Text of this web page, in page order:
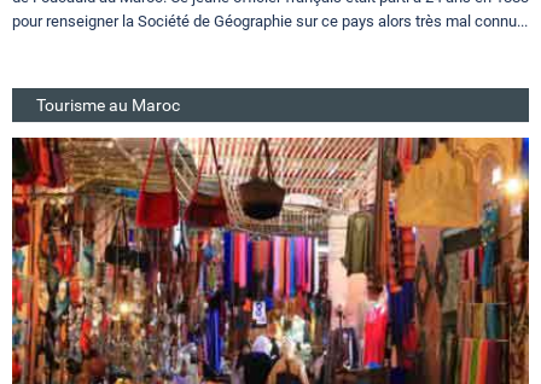
pour renseigner la Société de Géographie sur ce pays alors très mal connu...
Tourisme au Maroc